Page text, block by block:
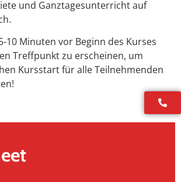
und Ganztagesunterricht auf
10 Minuten vor Beginn des Kurses
Treffpunkt zu erscheinen, um
Kursstart für alle Teilnehmenden